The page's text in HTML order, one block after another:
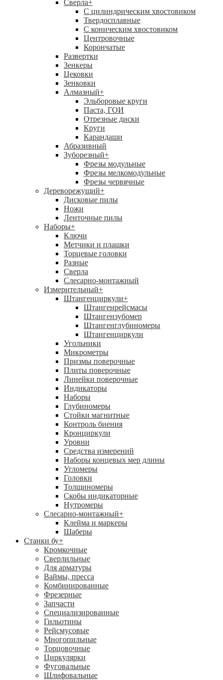
Сверла+
С цилиндрическим хвостовиком
Твердосплавные
С коническим хвостовиком
Центровочные
Корончатые
Развертки
Зенкеры
Цековки
Зенковки
Алмазный+
Эльборовые круги
Паста, ГОИ
Отрезные диски
Круги
Карандаши
Абразивный
Зуборезный+
Фрезы модульные
Фрезы мелкомодульные
Фрезы червячные
Дереворежущий+
Дисковые пилы
Ножи
Ленточные пилы
Наборы+
Ключи
Метчики и плашки
Торцевые головки
Разные
Сверла
Слесарно-монтажный
Измерительный+
Штангенциркули+
Штангенрейсмасы
Штангензубомер
Штангенглубиномеры
Штангенциркули
Угольники
Микрометры
Призмы поверочные
Плиты поверочные
Линейки поверочные
Индикаторы
Наборы
Глубиномеры
Стойки магнитные
Контроль биения
Кронциркули
Уровни
Средства измерений
Наборы концевых мер длины
Угломеры
Головки
Толщиномеры
Скобы индикаторные
Нутромеры
Слесарно-монтажный+
Клейма и маркеры
Шаберы
Станки бу+
Кромкочные
Сверлильные
Для арматуры
Ваймы, пресса
Комбинированные
Фрезерные
Запчасти
Специализированные
Гильотины
Рейсмусовые
Многопильные
Торцовочные
Циркулярки
Фуговальные
Шлифовальные